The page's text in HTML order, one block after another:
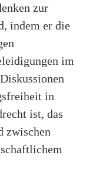
zur
indem er die
im
in
ist, das
zwischen